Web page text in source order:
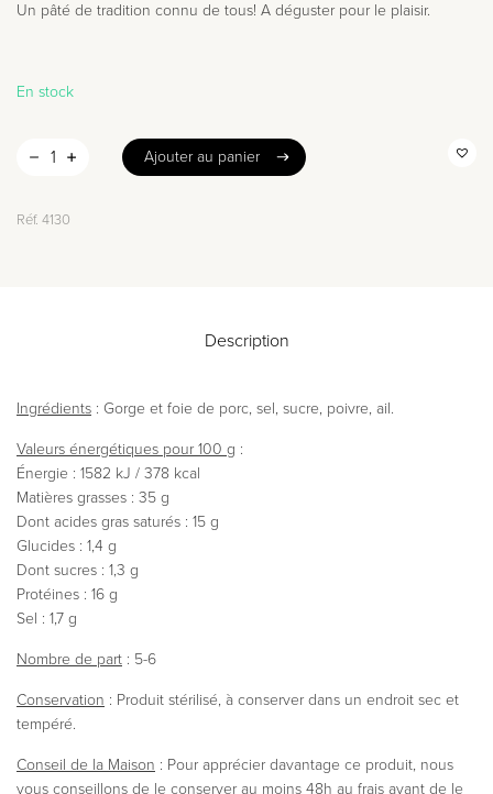
Un pâté de tradition connu de tous! A déguster pour le plaisir.
En stock
Ajouter au panier
Ajouter au panier
Réf. 4130
Description
Ingrédients : Gorge et foie de porc, sel, sucre, poivre, ail.
Valeurs énergétiques pour 100 g :
Énergie : 1582 kJ / 378 kcal
Matières grasses : 35 g
Dont acides gras saturés : 15 g
Glucides : 1,4 g
Dont sucres : 1,3 g
Protéines : 16 g
Sel : 1,7 g
Nombre de part : 5-6
Conservation : Produit stérilisé, à conserver dans un endroit sec et
tempéré.
Conseil de la Maison : Pour apprécier davantage ce produit, nous
vous conseillons de le conserver au moins 48h au frais avant de le